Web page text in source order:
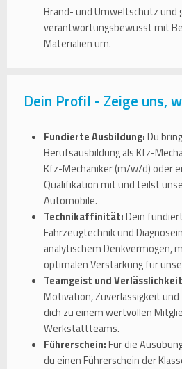
Brand- und Umweltschutz und
verantwortungsbewusst mit
Materialien um.
Dein Profil - Zeige uns,
Fundierte Ausbildung:Du
Berufsausbildung als Kfz-
Kfz-Mechaniker (m/w/d) oder
Qualifikation mit und teilst
Automobile.
Technikaffinität:Dein
Fahrzeugtechnik und
analytischem Denkvermögen,
optimalen Verstärkung für
Teamgeist und
Motivation, Zuverlässigkeit
dich zu einem wertvollen
Werkstattteams.
Führerschein:Für die
du einen Führerschein der